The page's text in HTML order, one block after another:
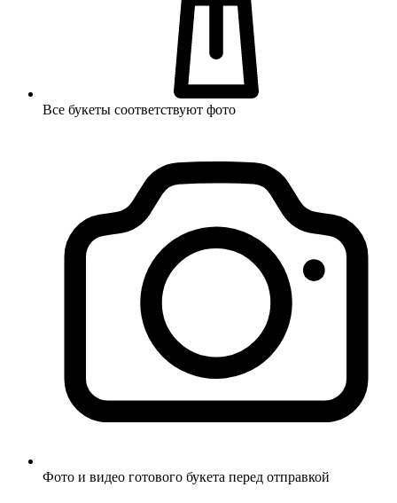
Все букеты соответствуют фото
Фото и видео готового букета перед отправкой